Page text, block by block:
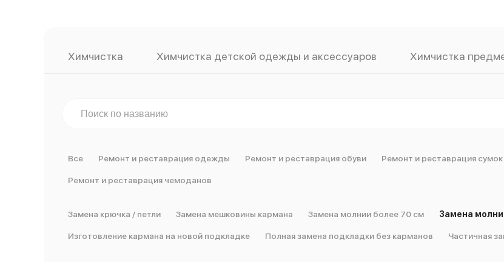
Химчистка Химчистка детской одежды и аксессуаров Химчистка
Все Ремонт и реставрация одежды Ремонт и реставрация обуви Ремонт и реставрация сумок
Ремонт и реставрация чемоданов
Замена крючка / петли Замена мешковины кармана Замена молнии более 70 см Замена
Изготовление кармана на новой подкладке Полная замена подкладки без карманов Частичная